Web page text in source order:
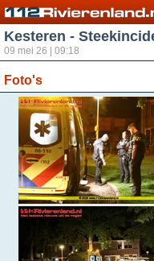
Kesteren -
09 mei 26 | 09:18
Foto's